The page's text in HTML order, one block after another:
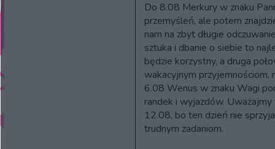
Do 8.08 Merkury w znaku
przemyśleń, ale potem
nam na zbyt długie
sztuka i dbanie o siebie to
będzie korzystny, a druga
wakacyjnym przyjemnościom,
6.08 Wenus w znaku Wagi
randek i wyjazdów.
12.08, bo ten dzień nie
trudnym zadaniom.